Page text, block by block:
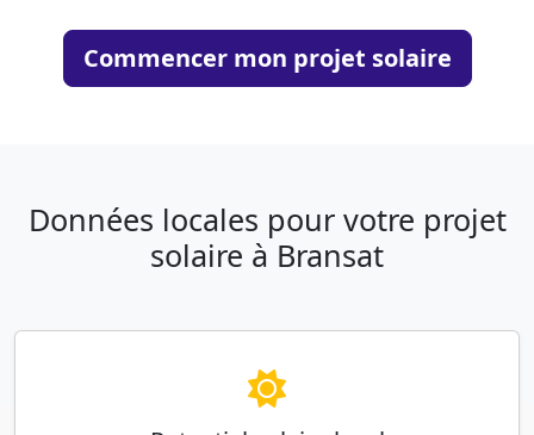
Commencer mon projet solaire
Données locales pour votre projet
solaire à Bransat